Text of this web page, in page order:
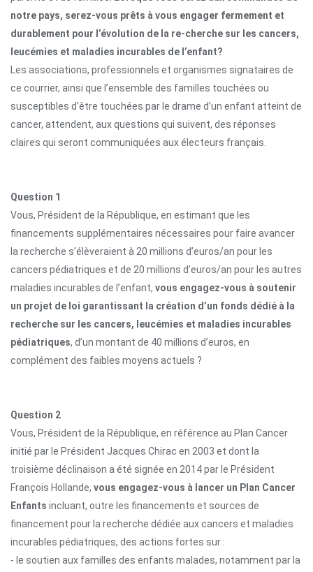
notre pays, serez-vous prêts à vous engager fermement et
durablement pour l’évolution de la re-cherche sur les cancers,
leucémies et maladies incurables de l’enfant?
Les associations, professionnels et organismes signataires de
ce courrier, ainsi que l’ensemble des familles touchées ou
susceptibles d’être touchées par le drame d’un enfant atteint de
cancer, attendent, aux questions qui suivent, des réponses
claires qui seront communiquées aux électeurs français.
Question 1
Vous, Président de la République, en estimant que les
financements supplémentaires nécessaires pour faire avancer
la recherche s’élèveraient à 20 millions d’euros/an pour les
cancers pédiatriques et de 20 millions d’euros/an pour les autres
maladies incurables de l’enfant, vous engagez-vous à soutenir
un projet de loi garantissant la création d’un fonds dédié à la
recherche sur les cancers, leucémies et maladies incurables
pédiatriques, d’un montant de 40 millions d’euros, en
complément des faibles moyens actuels ?
Question 2
Vous, Président de la République, en référence au Plan Cancer
initié par le Président Jacques Chirac en 2003 et dont la
troisième déclinaison a été signée en 2014 par le Président
François Hollande, vous engagez-vous à lancer un Plan Cancer
Enfants incluant, outre les financements et sources de
financement pour la recherche dédiée aux cancers et maladies
incurables pédiatriques, des actions fortes sur :
- le soutien aux familles des enfants malades, notamment par la